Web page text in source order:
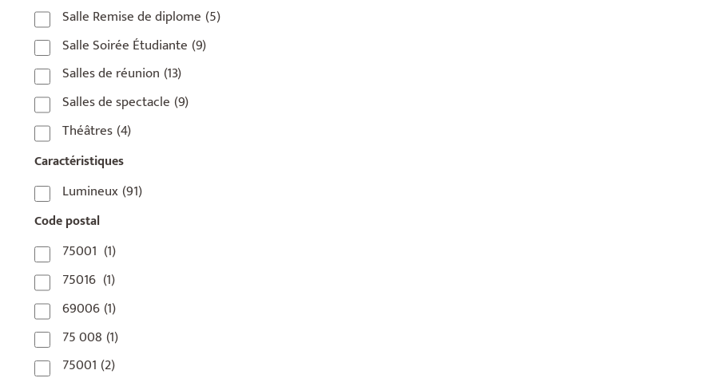
Salle Remise de diplome (5)
Salle Soirée Étudiante (9)
Salles de réunion (13)
Salles de spectacle (9)
Théâtres(4)
Caractéristiques
Lumineux(91)
Code postal
75001 (1)
75016 (1)
69006(1)
75 008 (1)
75001 (2)